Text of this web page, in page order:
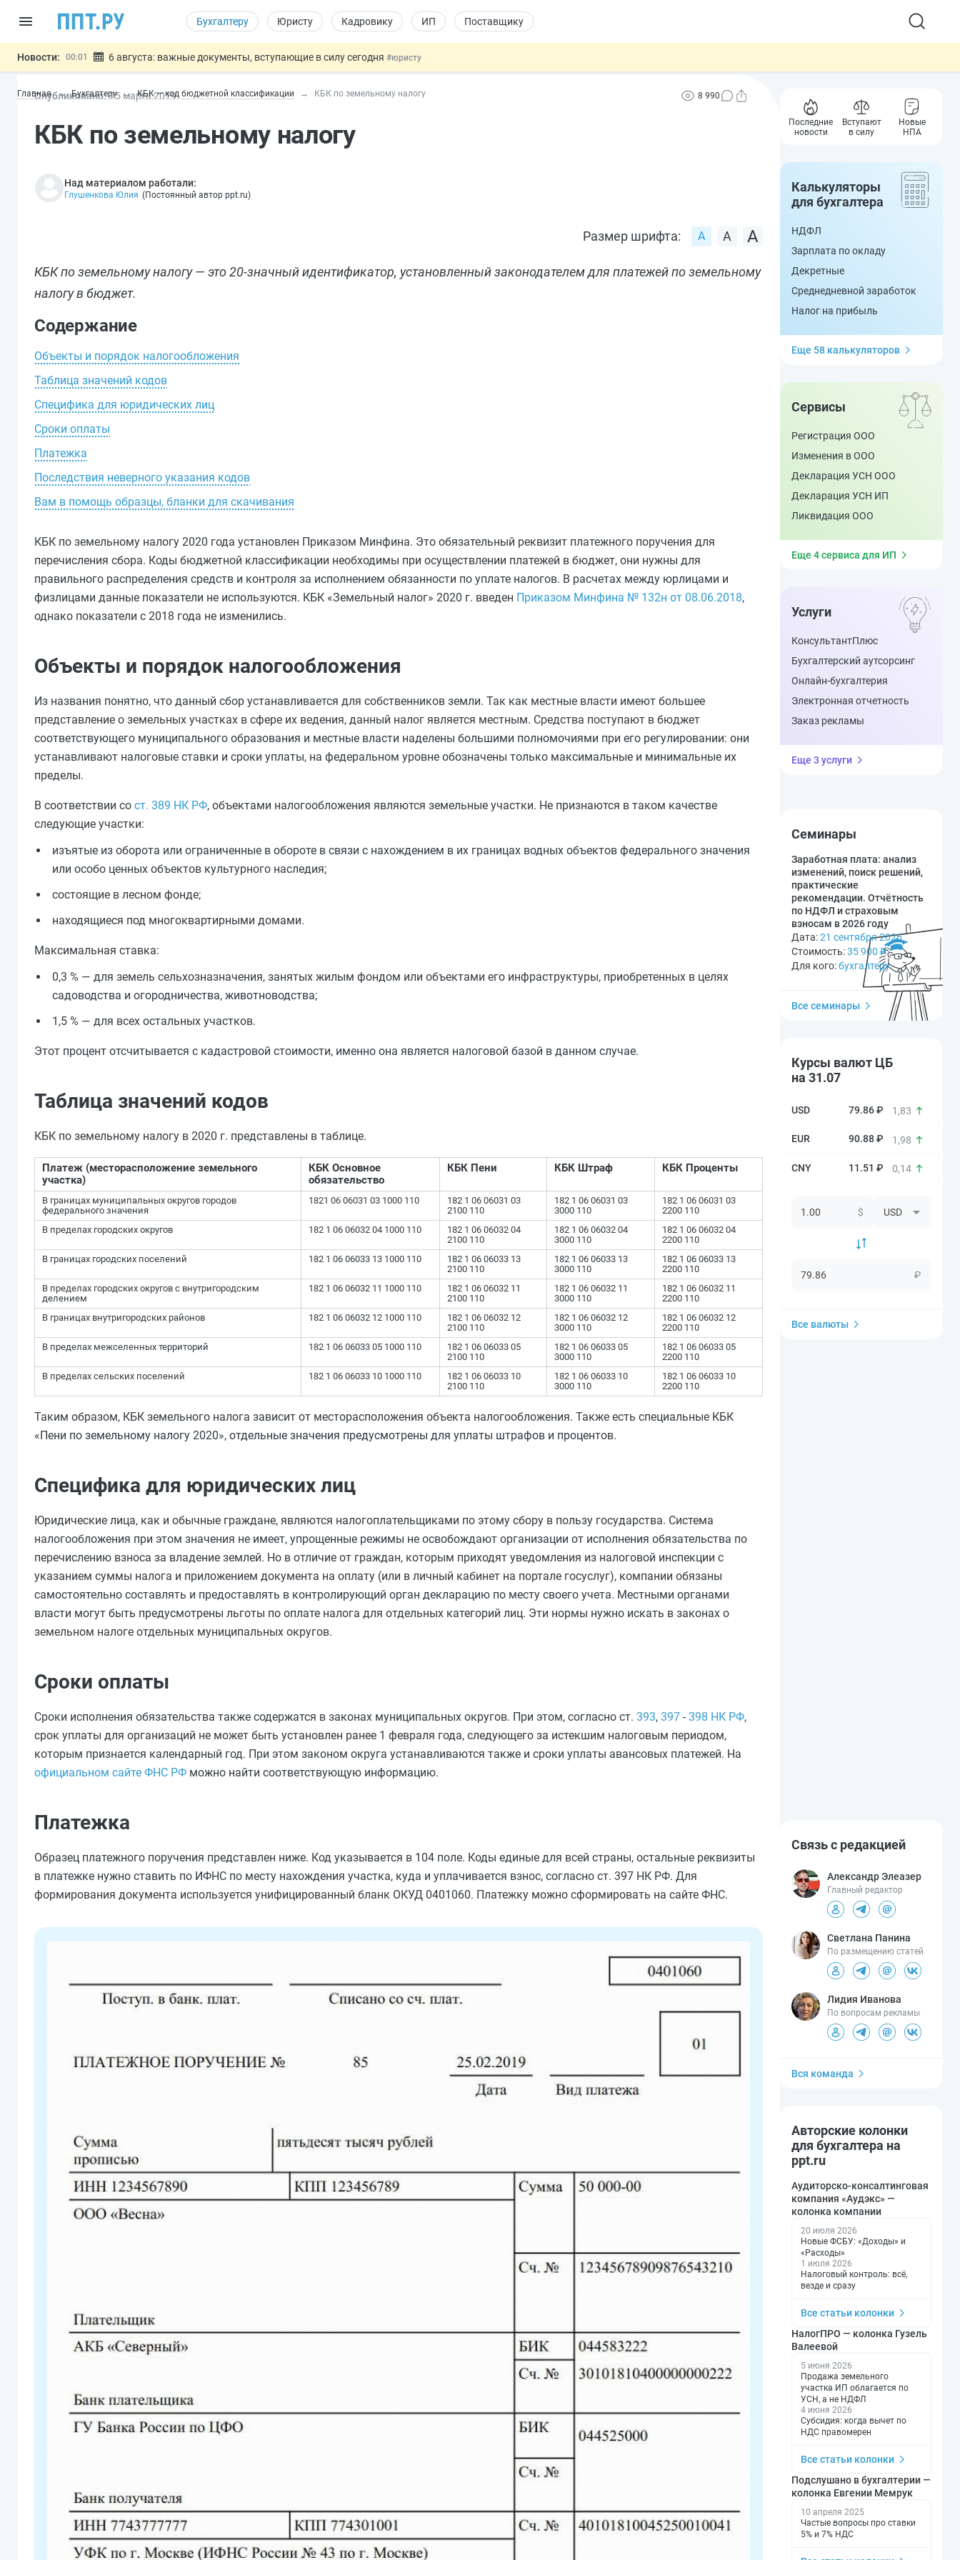
Бухгалтеру Юристу Кадровику ИП Поставщику
Новости: 00:01 6 августа: важные документы, вступающие в силу сегодня #юристу
05.08 Мигрантам с судимостью запретят получать ВНЖ и гражданство: закон подписан
05.08
Важно Подписан закон об упрощении госзакупок по 44-ФЗ
Главная Бухгалтеру КБК — код бюджетной классификации КБК по земельному налогу
Опубликовано: 25 марта2019 8 990
КБК по земельному налогу
Над материалом работали:
Глушенкова Юлия (Постоянный автор ppt.ru)
Размер шрифта:
КБК по земельному налогу — это 20-значный идентификатор, установленный законодателем для платежей по земельному
налогу в бюджет.
Содержание
Объекты и порядок налогообложения
Таблица значений кодов
Специфика для юридических лиц
Сроки оплаты
Платежка
Последствия неверного указания кодов
Вам в помощь образцы, бланки для скачивания
КБК по земельному налогу 2020 года установлен Приказом Минфина. Это обязательный реквизит платежного поручения для
перечисления сбора. Коды бюджетной классификации необходимы при осуществлении платежей в бюджет, они нужны для
правильного распределения средств и контроля за исполнением обязанности по уплате налогов. В расчетах между юрлицами и
физлицами данные показатели не используются. КБК «Земельный налог» 2020 г. введен Приказом Минфина № 132н от 08.06.2018,
однако показатели с 2018 года не изменились.
Объекты и порядок налогообложения
Из названия понятно, что данный сбор устанавливается для собственников земли. Так как местные власти имеют большее
представление о земельных участках в сфере их ведения, данный налог является местным. Средства поступают в бюджет
соответствующего муниципального образования и местные власти наделены большими полномочиями при его регулировании: они
устанавливают налоговые ставки и сроки уплаты, на федеральном уровне обозначены только максимальные и минимальные их
пределы.
В соответствии со ст. 389 НК РФ, объектами налогообложения являются земельные участки. Не признаются в таком качестве
следующие участки:
изъятые из оборота или ограниченные в обороте в связи с нахождением в их границах водных объектов федерального значения
или особо ценных объектов культурного наследия;
состоящие в лесном фонде;
находящиеся под многоквартирными домами.
Максимальная ставка:
0,3 % — для земель сельхозназначения, занятых жилым фондом или объектами его инфраструктуры, приобретенных в целях
садоводства и огородничества, животноводства;
1,5 % — для всех остальных участков.
Этот процент отсчитывается с кадастровой стоимости, именно она является налоговой базой в данном случае.
Таблица значений кодов
КБК по земельному налогу в 2020 г. представлены в таблице.
Платеж (месторасположение земельного
участка)
КБК Основное
обязательство
КБК Пени КБК Штраф КБК Проценты
В границах муниципальных округов городов
федерального значения
1821 06 06031 03 1000 110
182 1 06 06031 03
2100 110
182 1 06 06031 03
3000 110
182 1 06 06031 03
2200 110
В пределах городских округов
182 1 06 06032 04 1000 110
182 1 06 06032 04
2100 110
182 1 06 06032 04
3000 110
182 1 06 06032 04
2200 110
В границах городских поселений
182 1 06 06033 13 1000 110
182 1 06 06033 13
2100 110
182 1 06 06033 13
3000 110
182 1 06 06033 13
2200 110
В пределах городских округов с внутригородским
делением
182 1 06 06032 11 1000 110
182 1 06 06032 11
2100 110
182 1 06 06032 11
3000 110
182 1 06 06032 11
2200 110
В границах внутригородских районов
182 1 06 06032 12 1000 110
182 1 06 06032 12
2100 110
182 1 06 06032 12
3000 110
182 1 06 06032 12
2200 110
В пределах межселенных территорий
182 1 06 06033 05 1000 110
182 1 06 06033 05
2100 110
182 1 06 06033 05
3000 110
182 1 06 06033 05
2200 110
В пределах сельских поселений
182 1 06 06033 10 1000 110
182 1 06 06033 10
2100 110
182 1 06 06033 10
3000 110
182 1 06 06033 10
2200 110
Таким образом, КБК земельного налога зависит от месторасположения объекта налогообложения. Также есть специальные КБК
«Пени по земельному налогу 2020», отдельные значения предусмотрены для уплаты штрафов и процентов.
Специфика для юридических лиц
Юридические лица, как и обычные граждане, являются налогоплательщиками по этому сбору в пользу государства. Система
налогообложения при этом значения не имеет, упрощенные режимы не освобождают организации от исполнения обязательства по
перечислению взноса за владение землей. Но в отличие от граждан, которым приходят уведомления из налоговой инспекции с
указанием суммы налога и приложением документа на оплату (или в личный кабинет на портале госуслуг), компании обязаны
самостоятельно составлять и предоставлять в контролирующий орган декларацию по месту своего учета. Местными органами
власти могут быть предусмотрены льготы по оплате налога для отдельных категорий лиц. Эти нормы нужно искать в законах о
земельном налоге отдельных муниципальных округов.
Сроки оплаты
Сроки исполнения обязательства также содержатся в законах муниципальных округов. При этом, согласно ст. 393, 397 - 398 НК РФ,
срок уплаты для организаций не может быть установлен ранее 1 февраля года, следующего за истекшим налоговым периодом,
которым признается календарный год. При этом законом округа устанавливаются также и сроки уплаты авансовых платежей. На
официальном сайте ФНС РФ можно найти соответствующую информацию.
Платежка
Образец платежного поручения представлен ниже. Код указывается в 104 поле. Коды единые для всей страны, остальные реквизиты
в платежке нужно ставить по ИФНС по месту нахождения участка, куда и уплачивается взнос, согласно ст. 397 НК РФ. Для
формирования документа используется унифицированный бланк ОКУД 0401060. Платежку можно сформировать на сайте ФНС.
Последние
новости
Вступают
в силу
Новые
НПА
Калькуляторы
для бухгалтера
НДФЛ
Зарплата по окладу
Декретные
Среднедневной заработок
Налог на прибыль
Еще 58 калькуляторов
Сервисы
Регистрация ООО
Изменения в ООО
Декларация УСН ООО
Декларация УСН ИП
Ликвидация ООО
Еще 4 сервиса для ИП
Услуги
КонсультантПлюс
Бухгалтерский аутсорсинг
Онлайн-бухгалтерия
Электронная отчетность
Заказ рекламы
Еще 3 услуги
Семинары
Заработная плата: анализ
изменений, поиск решений,
практические
рекомендации. Отчётность
по НДФЛ и страховым
взносам в 2026 году
Дата:21 сентября 2026
Стоимость:35 900 ₽
Для кого:бухгалтеру
Все семинары
Курсы валют ЦБ
на 31.07
79.86 ₽ 1,83
90.88 ₽ 1,98
11.51 ₽ 0,14
$
₽
Все валюты
Связь с редакцией
Александр Элеазер
Главный редактор
Светлана Панина
По размещению статей
Лидия Иванова
По вопросам рекламы
Вся команда
Авторские колонки
для бухгалтера на
ppt.ru
Аудиторско-консалтинговая
компания «Аудэкс» —
колонка компании
20 июля 2026
Новые ФСБУ: «Доходы» и
«Расходы»
1 июля 2026
Налоговый контроль: всё,
везде и сразу
Все статьи колонки
НалогПРО — колонка Гузель
Валеевой
5 июня 2026
Продажа земельного
участка ИП облагается по
УСН, а не НДФЛ
4 июня 2026
Субсидия: когда вычет по
НДС правомерен
Все статьи колонки
Подслушано в бухгалтерии —
колонка Евгении Мемрук
10 апреля 2025
Частые вопросы про ставки
5% и 7% НДС